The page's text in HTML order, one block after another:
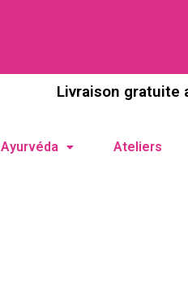
Livraison gratuite
Ayurvéda Ateliers